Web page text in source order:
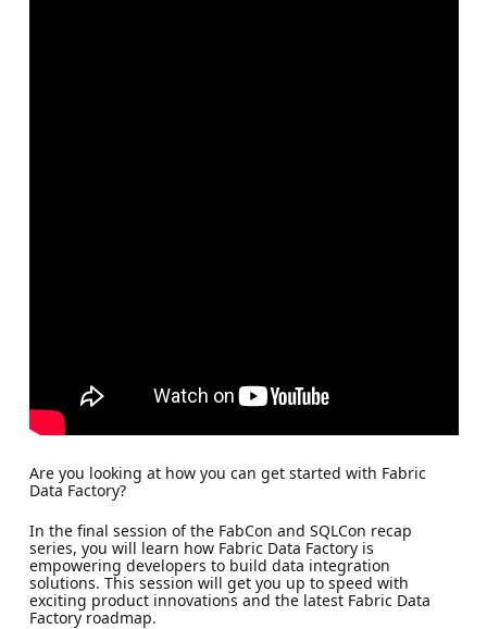
Are you looking at how you can get started with Fabric
Data Factory?
In the final session of the FabCon and SQLCon recap
series, you will learn how Fabric Data Factory is
empowering developers to build data integration
solutions. This session will get you up to speed with
exciting product innovations and the latest Fabric Data
Factory roadmap.